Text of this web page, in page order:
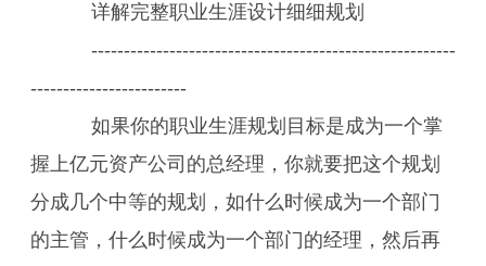
详解完整职业生涯设计细细规划
--------------------------------------------------------
------------------------
如果你的职业生涯规划目标是成为一个掌
握上亿元资产公司的总经理，你就要把这个规划
分成几个中等的规划，如什么时候成为一个部门
的主管，什么时候成为一个部门的经理，然后再